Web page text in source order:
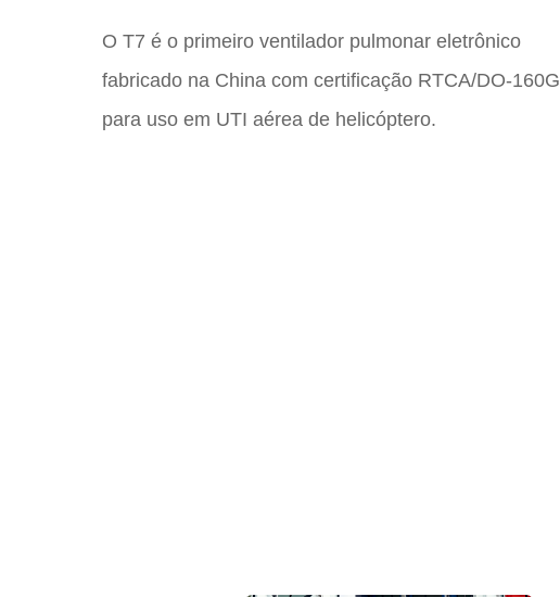
O T7 é o primeiro ventilador pulmonar eletrônico
fabricado na China com certificação RTCA/DO-160G
para uso em UTI aérea de helicóptero.